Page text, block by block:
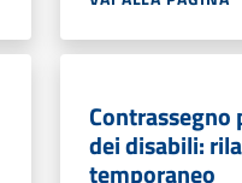
Contrassegno
dei disabili:
temporaneo